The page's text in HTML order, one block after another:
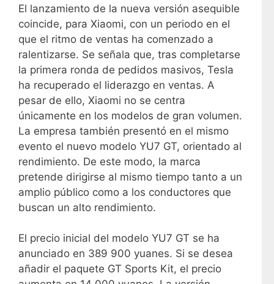
El lanzamiento de la nueva versión asequible
coincide, para Xiaomi, con un periodo en el
que el ritmo de ventas ha comenzado a
ralentizarse. Se señala que, tras completarse
la primera ronda de pedidos masivos, Tesla
ha recuperado el liderazgo en ventas. A
pesar de ello, Xiaomi no se centra
únicamente en los modelos de gran volumen.
La empresa también presentó en el mismo
evento el nuevo modelo YU7 GT, orientado al
rendimiento. De este modo, la marca
pretende dirigirse al mismo tiempo tanto a un
amplio público como a los conductores que
buscan un alto rendimiento.
El precio inicial del modelo YU7 GT se ha
anunciado en 389 900 yuanes. Si se desea
añadir el paquete GT Sports Kit, el precio